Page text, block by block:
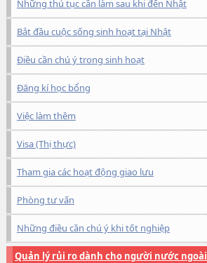
Những thủ tục cần làm sau khi đến Nhật
Bắt đầu cuộc sống sinh hoạt tại Nhật
Điều cần chú ý trong sinh hoạt
Đăng kí học bổng
Việc làm thêm
Visa (Thị thực)
Tham gia các hoạt động giao lưu
Phòng tư vấn
Những điều cần chú ý khi tốt nghiệp
Quản lý rủi ro dành cho người nước ngoài